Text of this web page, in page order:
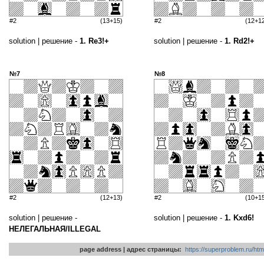
#2 (13+15)
solution | решение - 1. Re3!+
#2
solution | решение - 1. Rd2!+
№7
#2 (12+13)
solution | решение -
НЕЛЕГАЛЬНАЯ/ILLEGAL
№8
#2
solution | решение - 1. Kxd6!
page address | адрес страницы: https://superproblem.ru/